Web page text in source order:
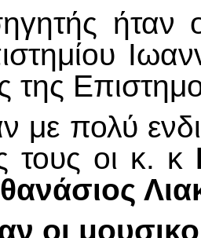
της
με πολύ
τους οι κ. κ
οι